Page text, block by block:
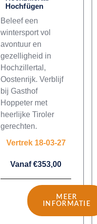
Hochfügen
Beleef een
wintersport vol
avontuur en
gezelligheid in
Hochzillertal,
Oostenrijk. Verblijf
bij Gasthof
Hoppeter met
heerlijke Tiroler
gerechten.
Vertrek 18-03-27
Vanaf €353,00
MEER
INFORMATIE